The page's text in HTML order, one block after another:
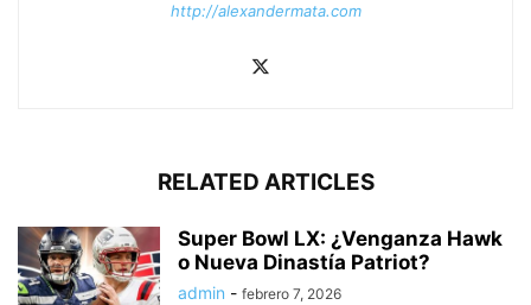
http://alexandermata.com
RELATED ARTICLES
Super Bowl LX: ¿Venganza Hawk
o Nueva Dinastía Patriot?
admin - febrero 7, 2026